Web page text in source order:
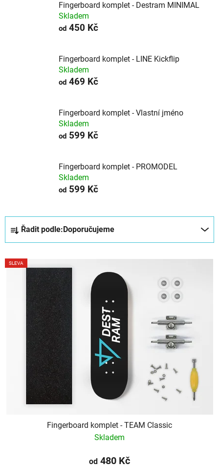
Fingerboard komplet - Destram MINIMAL
Skladem
od 450 Kč
Fingerboard komplet - LINE Kickflip
Skladem
od 469 Kč
Fingerboard komplet - Vlastní jméno
Skladem
od 599 Kč
Fingerboard komplet - PROMODEL
Skladem
od 599 Kč
e
Řadit podle: Doporučujeme
V
ý
SLEVA
Fingerboard komplet - TEAM Classic
Skladem
od 480 Kč